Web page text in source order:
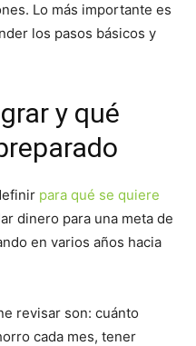
Lo más importante es
los pasos básicos y
y qué
para qué se quiere
dinero para una meta de
en varios años hacia
revisar son: cuánto
cada mes, tener